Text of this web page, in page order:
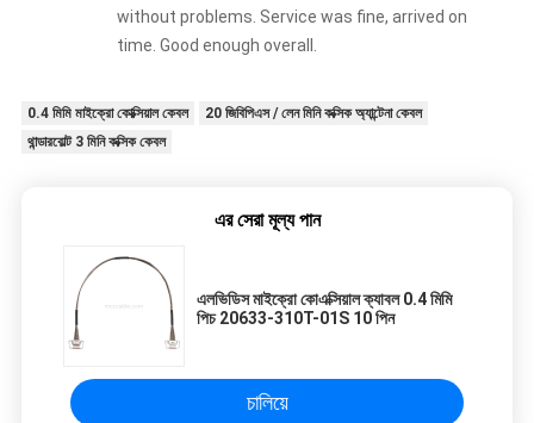
without problems. Service was fine, arrived on
time. Good enough overall.
0.4 মিমি মাইক্রো কোক্সিয়াল কেবল
20 জিবিপিএস / লেন মিনি কক্সিক অ্যান্টেনা কেবল
থান্ডারবোল্ট 3 মিনি কক্সিক কেবল
এর সেরা মূল্য পান
এলভিডিস মাইক্রো কোএক্সিয়াল ক্যাবল 0.4 মিমি
পিচ 20633-310T-01S 10 পিন
চালিয়ে